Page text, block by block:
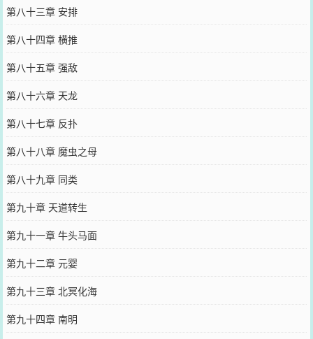
第八十三章 安排
第八十四章 横推
第八十五章 强敌
第八十六章 天龙
第八十七章 反扑
第八十八章 魔虫之母
第八十九章 同类
第九十章 天道转生
第九十一章 牛头马面
第九十二章 元婴
第九十三章 北冥化海
第九十四章 南明